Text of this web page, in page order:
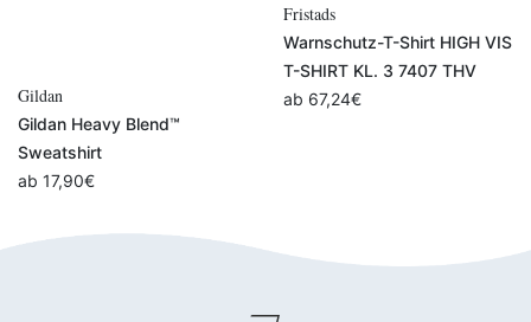
Gildan
Gildan Heavy Blend™
Sweatshirt
ab 17,90€
Fristads
Warnschutz-T-Shirt HIGH VIS
T-SHIRT KL. 3 7407 THV
ab 67,24€